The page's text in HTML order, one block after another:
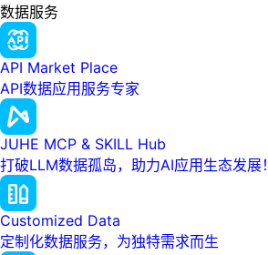
数据服务
API Market Place
API数据应用服务专家
JUHE MCP & SKILL Hub
打破LLM数据孤岛，助力AI应用生态发展！
Customized Data
定制化数据服务，为独特需求而生